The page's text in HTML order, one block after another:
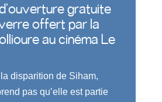
gratuite
verre offert par la
au cinéma Le
disparition de Siham,
pas qu’elle est partie